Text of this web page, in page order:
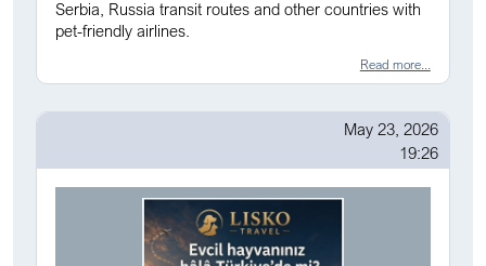
Serbia, Russia transit routes and other countries with
pet-friendly airlines.
Read more...
May 23, 2026
19:26